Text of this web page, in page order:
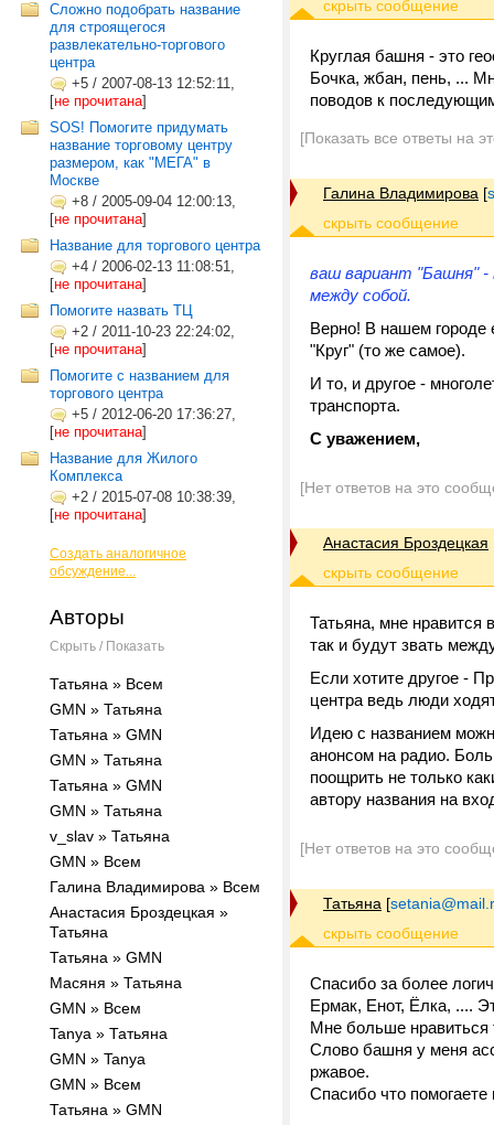
Сложно подобрать название
для строящегося
развлекательно-торгового
центра
+5 / 2007-08-13 12:52:11,
[не прочитана]
SOS! Помогите придумать
название торговому центру
размером, как "МЕГА" в
Москве
+8 / 2005-09-04 12:00:13,
[не прочитана]
Название для торгового центра
+4 / 2006-02-13 11:08:51,
[не прочитана]
Помогите назвать ТЦ
+2 / 2011-10-23 22:24:02,
[не прочитана]
Помогите с названием для
торгового центра
+5 / 2012-06-20 17:36:27,
[не прочитана]
Название для Жилого
Комплекса
+2 / 2015-07-08 10:38:39,
[не прочитана]
Создать аналогичное
обсуждение...
Авторы
Скрыть / Показать
Татьяна » Всем
GMN » Татьяна
Татьяна » GMN
GMN » Татьяна
Татьяна » GMN
GMN » Татьяна
v_slav » Татьяна
GMN » Всем
Галина Владимирова » Всем
Анастасия Броздецкая »
Татьяна
Татьяна » GMN
Масяня » Татьяна
GMN » Всем
Tanya » Татьяна
GMN » Tanya
GMN » Всем
Татьяна » GMN
Круглая башня - это
Бочка, жбан, пень, ...
поводов к
[Показать все ответы на
Галина Владимирова [
ваш вариант "Башня" -
между собой.
Верно! В нашем городе
"Круг" (то же самое).
И то, и другое -
транспорта.
С уважением,
[Нет ответов на это
Анастасия Броздецкая
Татьяна, мне нравится
так и будут звать
Если хотите другое -
центра ведь люди
Идею с названием
анонсом на радио.
поощрить не только
автору названия на
[Нет ответов на это
Татьяна [
Спасибо за более
Ермак, Енот, Ёлка, ....
Мне больше нравиться
Слово башня у меня
ржавое.
Спасибо что помогаете